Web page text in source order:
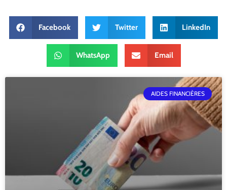
Facebook Twitter LinkedIn
WhatsApp Email
AIDES FINANCIÈRES